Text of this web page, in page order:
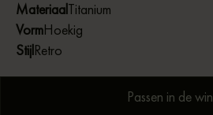
MateriaalTitanium
VormHoekig
StijlRetro
Passen in de